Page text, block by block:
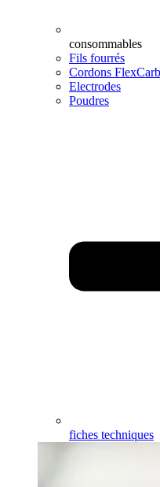
consommables
Fils fourrés
Cordons FlexCarb
Electrodes
Poudres
fiches techniques